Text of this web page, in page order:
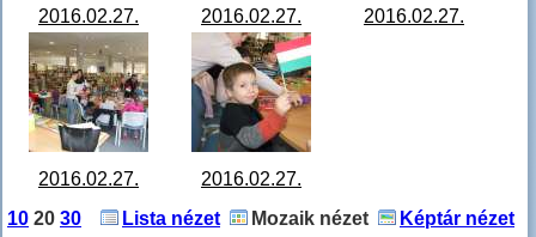
2016.02.27.
Szabad szombat
a könyvtárban
DSCF4792.JPG
2016.02.27.
Szabad szombat
a könyvtárban
DSCF4795.JPG
2016.02.27.
2016.02.27.
Szabad szombat
2016.02.27.
Szabad szombat
10 20 30 Lista nézet Mozaik nézet Képtár nézet